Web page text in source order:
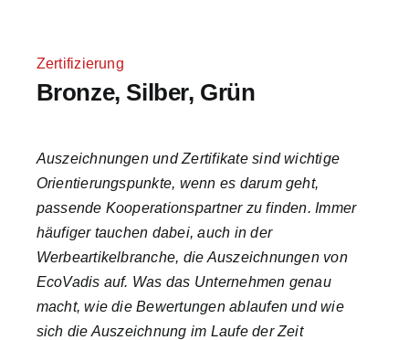
Best Practices
Brand Storys
Zertifizierung
Bronze, Silber, Grün
Auszeichnungen und Zertifikate sind wichtige
Orientierungspunkte, wenn es darum geht,
passende Kooperationspartner zu finden. Immer
häufiger tauchen dabei, auch in der
Werbeartikelbranche, die Auszeichnungen von
EcoVadis auf. Was das Unternehmen genau
macht, wie die Bewertungen ablaufen und wie
sich die Auszeichnung im Laufe der Zeit